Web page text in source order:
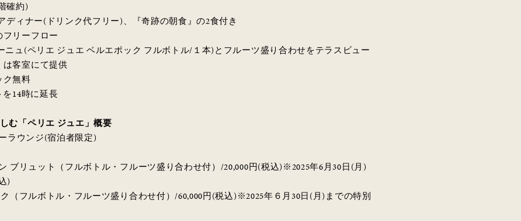
確約)
ディナー(ドリンク代フリー)、『奇跡の朝食』の2食付き
フリーフロー
ニュ(ペリエ ジュエ ベルエポック フルボトル/１本)とフルーツ盛り合わせをテラスビュー
は客室にて提供
ク無料
を14時に延長
む「ペリエ ジュエ」概要
ラウンジ(宿泊者限定)
ブリュット（フルボトル・フルーツ盛り合わせ付）/20,000円(税込)※2025年6月30日(月)
)
（フルボトル・フルーツ盛り合わせ付）/60,000円(税込)※2025年６月30日(月)までの特別